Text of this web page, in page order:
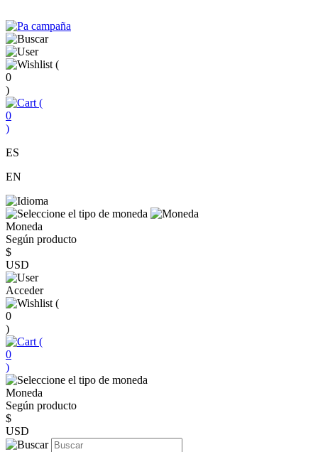
(
0
)
(
0
)
ES
EN
Moneda
Según producto
$
USD
Acceder
(
0
)
(
0
)
Moneda
Según producto
$
USD